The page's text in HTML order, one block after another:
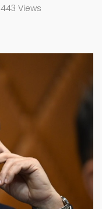
443 Views